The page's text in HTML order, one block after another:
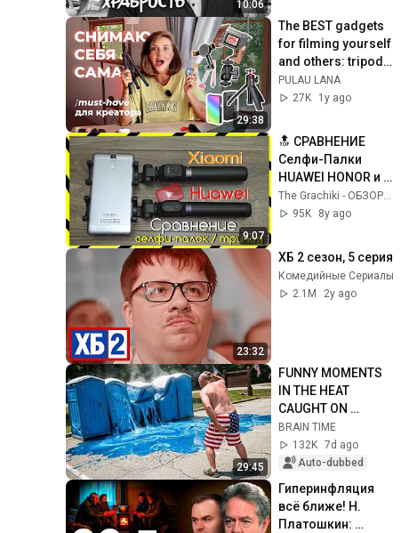
10:06
29:38
The BEST gadgets
for filming yourself
and others: tripods,
mounts, lights,
remotes, etc.
PULAU LANA
27K
1y ago
9:07
🔝 СРАВНЕНИЕ
Селфи-Палки
HUAWEI HONOR и
XIAOMI / КАКАЯ
ЛУЧШЕ?
The Grachiki - ОБЗОРЫ
95K
8y ago
23:32
ХБ 2 сезон, 5 серия
Комедийные Сериалы
2.1M
2y ago
29:45
FUNNY MOMENTS
IN THE HEAT
CAUGHT ON
CAMERA
BRAIN TIME
132K 7d ago
Auto-dubbed
Гиперинфляция
всё ближе! Н.
Платошкин: